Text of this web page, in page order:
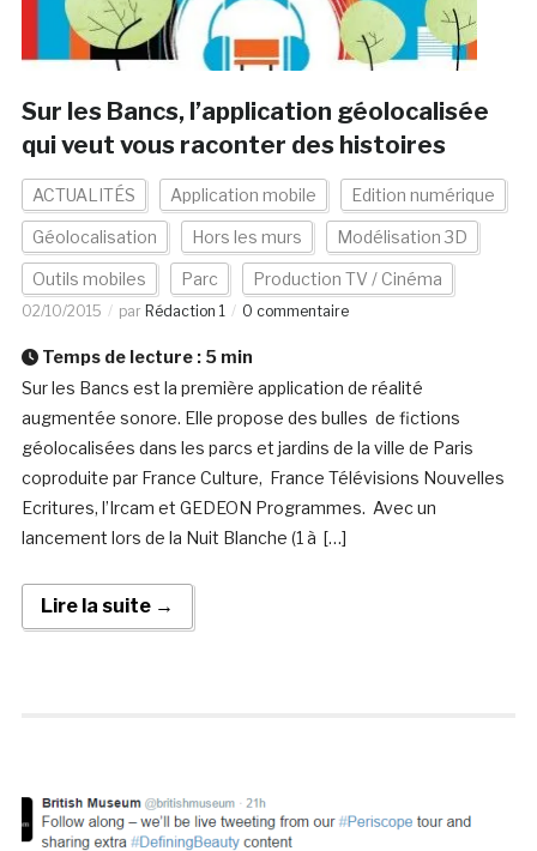
Sur les Bancs, l’application géolocalisée
qui veut vous raconter des histoires
ACTUALITÉS Application mobile Edition numérique
Géolocalisation Hors les murs Modélisation 3D
Outils mobiles Parc Production TV / Cinéma
02/10/2015 par Rédaction 1 0 commentaire
Temps de lecture : 5 min
Sur les Bancs est la première application de réalité
augmentée sonore. Elle propose des bulles de fictions
géolocalisées dans les parcs et jardins de la ville de Paris
coproduite par France Culture, France Télévisions Nouvelles
Ecritures, l’Ircam et GEDEON Programmes. Avec un
lancement lors de la Nuit Blanche (1 à […]
Lire la suite →